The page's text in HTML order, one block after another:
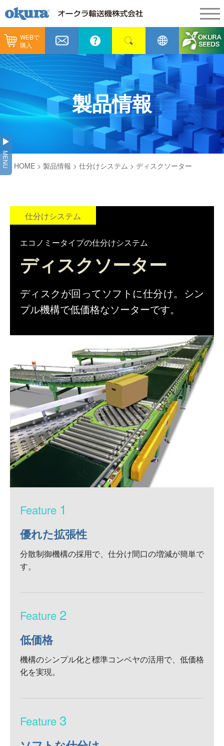
WEBで
購入
製品情報
製品情報
コンベヤ機器
コンベヤ機器を探す
コンベヤ機器の技術情報
GTPシステム
仕分けシステム
ピッキングシステム
保管システム
パレタイズ・デパレタイズシステム
バーチカル装置（垂直搬送機）
周辺機器
納入事例
納入事例
全業種
物流
通販
食品
メンテナンス
カタログ／CAD
会社情報
企業理念
会社概要
事業所一覧
オークラグループ
オークラの取組み
採用情報
オークラミュージアム
新着情報
生産終了品
物流用語集
プライバシーポリシー
サイトポリシー
製品情報
MENU HOME > 製品情報 > 仕分けシステム > ディスクソーター
ピッキング
仕分けシステム
エコノミータイプの仕分けシステム
ディスクソーター
ディスクが回ってソフトに仕分け。シン
プル機構で低価格なソーターです。
1
優れた拡張性
分散制御機構の採用で、仕分け間口の増減が簡単で
す。
2
低価格
機構のシンプル化と標準コンベヤの活用で、低価格
化を実現。
3